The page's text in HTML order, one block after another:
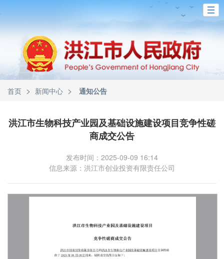
首页 > 新闻中心 > 通知公告
洪江市生物科技产业园及基础设施建设项目竞争性磋
商成交公告
发布时间：2025-09-09 16:14
信息来源：洪江市创业投资有限责任公司